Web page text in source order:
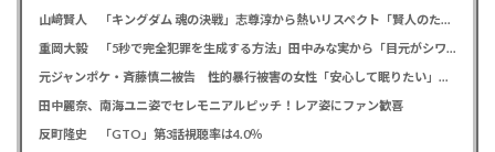
山﨑賢人 「キングダム 魂の決戦」志尊淳から熱いリスペクト「賢人のためだったらみんな頑張る」
重岡大毅 「5秒で完全犯罪を生成する方法」田中みな実から「目元がシワシワ」とダメ出し連発されたことを暴露
元ジャンポケ・斉藤慎二被告 性的暴行被害の女性「安心して眠りたい」「何も恐れず外を歩きたい」
田中麗奈、南海ユニ姿でセレモニアルピッチ！レア姿にファン歓喜
反町隆史 「GTO」第3話視聴率は4.0％